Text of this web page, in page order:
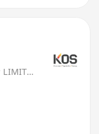
KOS INTERNATIONAL TALENT GROUP LIMITED